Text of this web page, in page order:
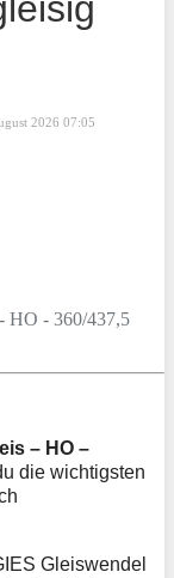
2026 07:05
– HO –
die wichtigsten
Gleiswendel